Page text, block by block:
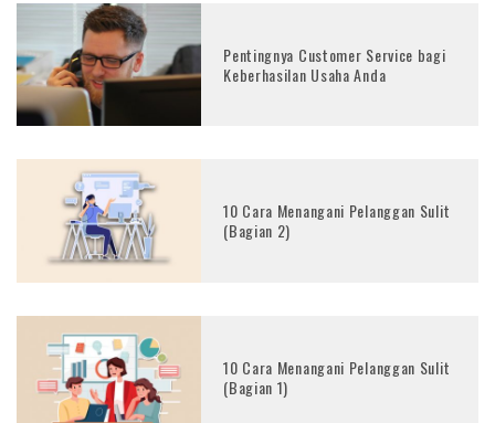
Pentingnya Customer Service bagi
Keberhasilan Usaha Anda
10 Cara Menangani Pelanggan Sulit
(Bagian 2)
10 Cara Menangani Pelanggan Sulit
(Bagian 1)